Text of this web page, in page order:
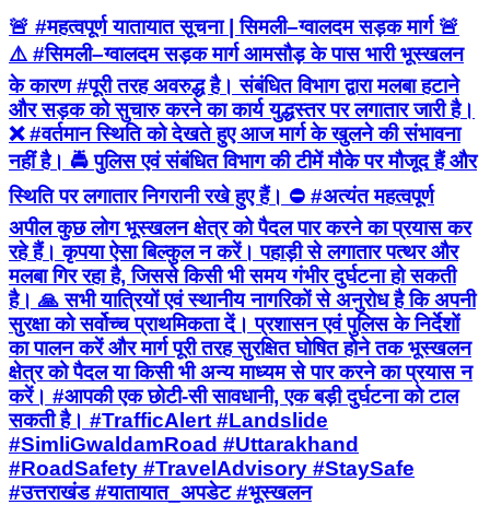
🚨 #महत्वपूर्ण यातायात सूचना | सिमली–ग्वालदम सड़क मार्ग 🚨
⚠️ #सिमली–ग्वालदम सड़क मार्ग आमसौड़ के पास भारी भूस्खलन
के कारण #पूरी तरह अवरुद्ध है। संबंधित विभाग द्वारा मलबा हटाने
और सड़क को सुचारु करने का कार्य युद्धस्तर पर लगातार जारी है।
❌ #वर्तमान स्थिति को देखते हुए आज मार्ग के खुलने की संभावना
नहीं है। 🚔 पुलिस एवं संबंधित विभाग की टीमें मौके पर मौजूद हैं और
स्थिति पर लगातार निगरानी रखे हुए हैं। ⛔ #अत्यंत महत्वपूर्ण
अपील कुछ लोग भूस्खलन क्षेत्र को पैदल पार करने का प्रयास कर
रहे हैं। कृपया ऐसा बिल्कुल न करें। पहाड़ी से लगातार पत्थर और
मलबा गिर रहा है, जिससे किसी भी समय गंभीर दुर्घटना हो सकती
है। 🙏 सभी यात्रियों एवं स्थानीय नागरिकों से अनुरोध है कि अपनी
सुरक्षा को सर्वोच्च प्राथमिकता दें। प्रशासन एवं पुलिस के निर्देशों
का पालन करें और मार्ग पूरी तरह सुरक्षित घोषित होने तक भूस्खलन
क्षेत्र को पैदल या किसी भी अन्य माध्यम से पार करने का प्रयास न
करें। #आपकी एक छोटी-सी सावधानी, एक बड़ी दुर्घटना को टाल
सकती है। #TrafficAlert #Landslide
#SimliGwaldamRoad #Uttarakhand
#RoadSafety #TravelAdvisory #StaySafe
#उत्तराखंड #यातायात_अपडेट #भूस्खलन